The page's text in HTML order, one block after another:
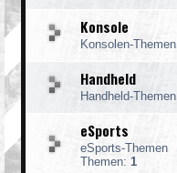
Konsole
Konsolen-Themen
Handheld
Handheld-Themen
eSports
eSports-Themen
Themen: 1